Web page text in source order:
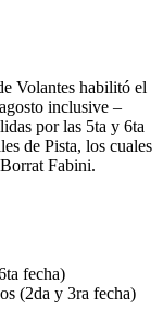
Volantes habilitó el
inclusive –
por las 5ta y 6ta
de Pista, los cuales
Fabini.
fecha)
(2da y 3ra fecha)